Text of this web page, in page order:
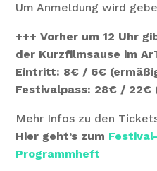
Um Anmeldung wird
+++ Vorher um 12 Uhr
der Kurzfilmsause im
Eintritt: 8€ / 6€
Festivalpass: 28€ / 22€
Mehr Infos zu den
Hier geht’s zum
Programmheft